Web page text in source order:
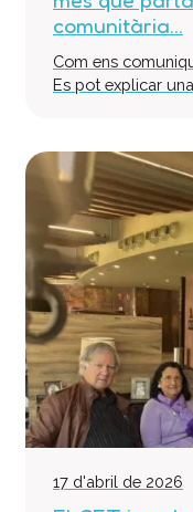
comunitària...
Com ens
Es pot explicar
17 d'abril de 2026